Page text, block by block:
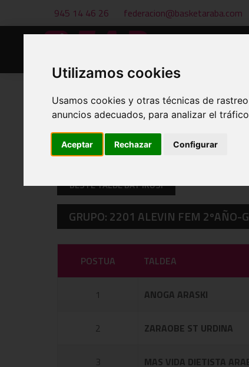
Utilizamos cookies
Usamos cookies y otras técnicas de
anuncios adecuados, para analizar el
Aceptar Rechazar Configurar
945 14 46 26 federacion@basketaraba.com
CLASIFICACIONES A 08 DE
BESTE TALDE BAT IKUSI
GRUPO: 2201 ALEVIN FEM 2ºAÑO-
POSTUA TALDEA
1 ANOGA ARASKI
2 ZARAOBE ST URDINA
3 MAS VIDA DIETISTA